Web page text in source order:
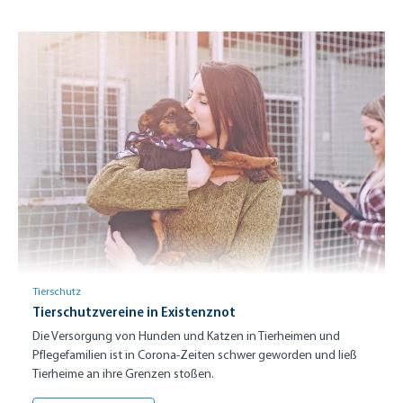
Tierschutz
Tierschutzvereine in Existenznot
Die Versorgung von Hunden und Katzen in Tierheimen und
Pflegefamilien ist in Corona-Zeiten schwer geworden und ließ
Tierheime an ihre Grenzen stoßen.